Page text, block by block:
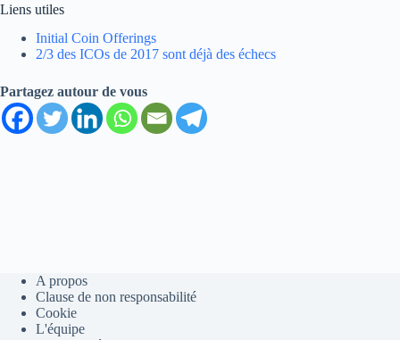
Liens utiles
Initial Coin Offerings
2/3 des ICOs de 2017 sont déjà des échecs
Partagez autour de vous
A propos
Clause de non responsabilité
Cookie
L'équipe